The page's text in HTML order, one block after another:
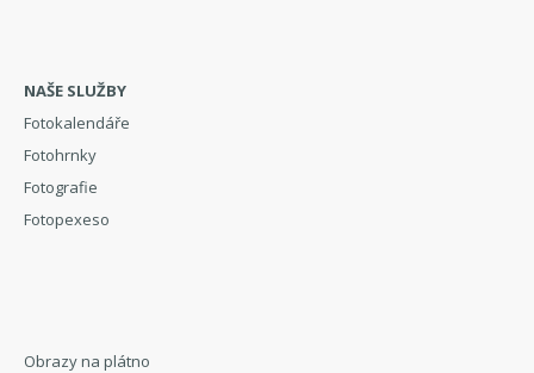
NAŠE SLUŽBY
Fotokalendáře
Fotohrnky
Fotografie
Fotopexeso
Obrazy na plátno